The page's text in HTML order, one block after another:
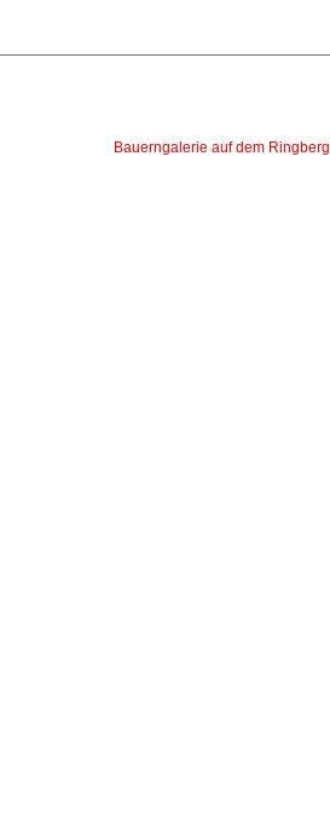
Bauerngalerie auf dem Ringberg